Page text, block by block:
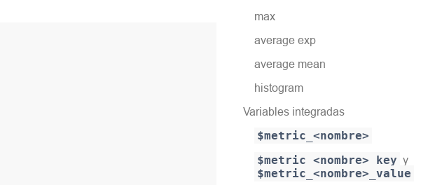
max
average exp
average mean
histogram
Variables integradas
$metric_<nombre>
$metric_<nombre>_key y
$metric_<nombre>_value